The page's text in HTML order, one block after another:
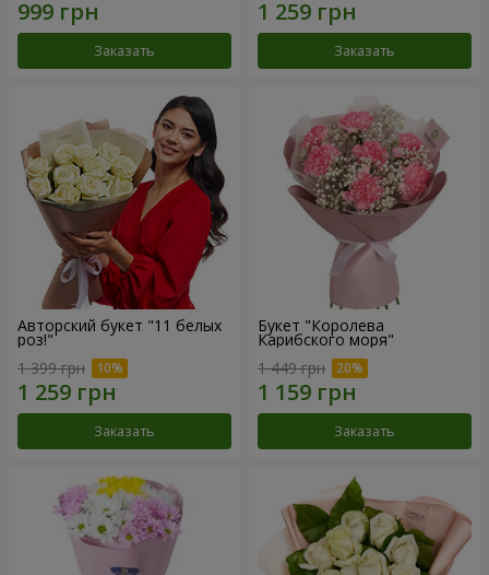
Заказать Заказать
Авторский букет "11 белых
роз!"
1 399 грн
Заказать
Букет "Королева
Карибского моря"
1 449 грн
Заказать